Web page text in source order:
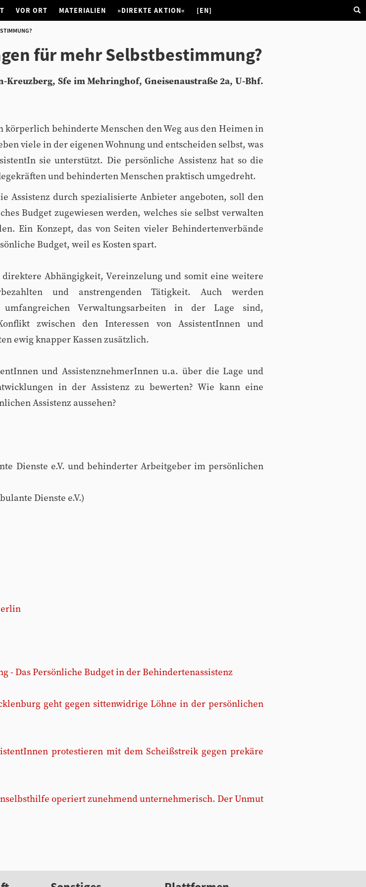
VOR ORT MATERIALIEN »DIREKTE AKTION« [EN]
für mehr Selbstbestimmung?
Kreuzberg, Sfe im Mehringhof, Gneisenaustraße 2a, U-Bhf.
körperlich behinderte Menschen den Weg aus den Heimen in
viele in der eigenen Wohnung und entscheiden selbst, was
sie unterstützt. Die persönliche Assistenz hat so die
und behinderten Menschen praktisch umgedreht.
Assistenz durch spezialisierte Anbieter angeboten, soll den
Budget zugewiesen werden, welches sie selbst verwalten
Ein Konzept, das von Seiten vieler Behindertenverbände
Budget, weil es Kosten spart.
Abhängigkeit, Vereinzelung und somit eine weitere
und anstrengenden Tätigkeit. Auch werden
Verwaltungsarbeiten in der Lage sind,
zwischen den Interessen von AssistentInnen und
ewig knapper Kassen zusätzlich.
und AssistenznehmerInnen u.a. über die Lage und
in der Assistenz zu bewerten? Wie kann eine
Assistenz aussehen?
Dienste e.V. und behinderter Arbeitgeber im persönlichen
Dienste e.V.)
Das Persönliche Budget in der Behindertenassistenz
geht gegen sittenwidrige Löhne in der persönlichen
protestieren mit dem Scheißstreik gegen prekäre
operiert zunehmend unternehmerisch. Der Unmut